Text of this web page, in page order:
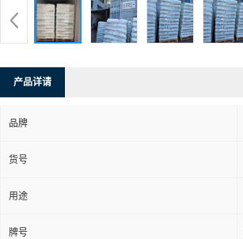
产品详请
品牌
货号
用途
牌号